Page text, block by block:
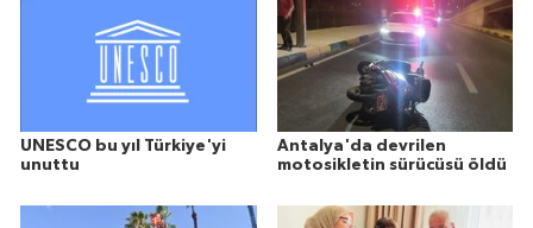
UNESCO bu yıl Türkiye'yi
unuttu
Antalya'da devrilen
motosikletin sürücüsü öldü